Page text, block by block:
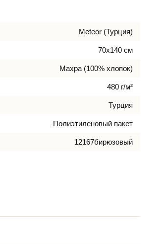
Meteor (Турция)
70х140 см
Махра (100% хлопок)
480 г/м²
Турция
Полиэтиленовый пакет
12167бирюзовый